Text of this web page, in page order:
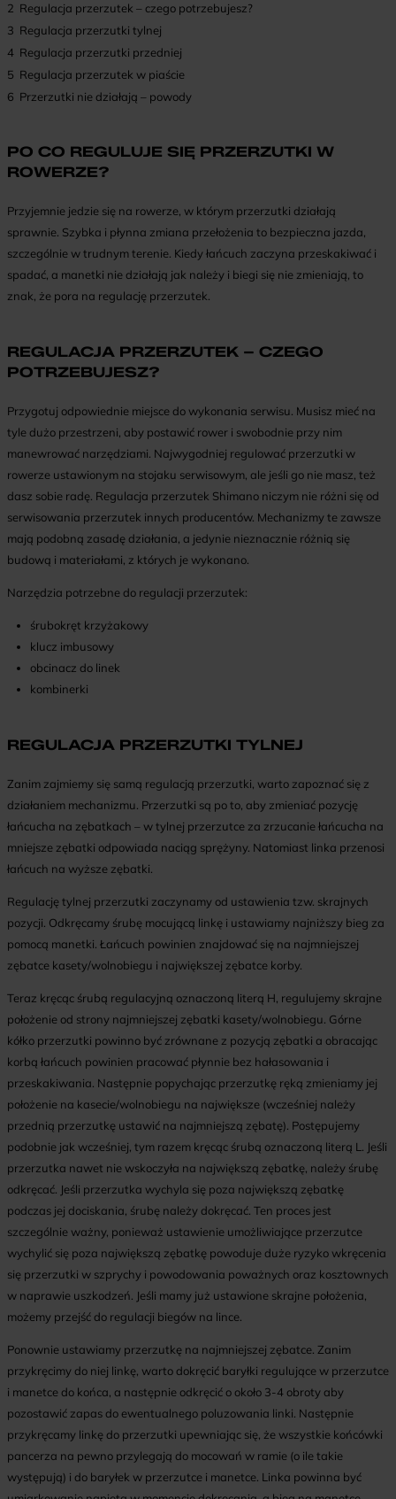
2 Regulacja przerzutek – czego potrzebujesz?
3 Regulacja przerzutki tylnej
4 Regulacja przerzutki przedniej
5 Regulacja przerzutek w piaście
6 Przerzutki nie działają – powody
PO CO REGULUJE SIĘ PRZERZUTKI W
ROWERZE?
Przyjemnie jedzie się na rowerze, w którym przerzutki działają
sprawnie. Szybka i płynna zmiana przełożenia to bezpieczna jazda,
szczególnie w trudnym terenie. Kiedy łańcuch zaczyna przeskakiwać i
spadać, a manetki nie działają jak należy i biegi się nie zmieniają, to
znak, że pora na regulację przerzutek.
REGULACJA PRZERZUTEK – CZEGO
POTRZEBUJESZ?
Przygotuj odpowiednie miejsce do wykonania serwisu. Musisz mieć na
tyle dużo przestrzeni, aby postawić rower i swobodnie przy nim
manewrować narzędziami. Najwygodniej regulować przerzutki w
rowerze ustawionym na stojaku serwisowym, ale jeśli go nie masz, też
dasz sobie radę. Regulacja przerzutek Shimano niczym nie różni się od
serwisowania przerzutek innych producentów. Mechanizmy te zawsze
mają podobną zasadę działania, a jedynie nieznacznie różnią się
budową i materiałami, z których je wykonano.
Narzędzia potrzebne do regulacji przerzutek:
śrubokręt krzyżakowy
klucz imbusowy
obcinacz do linek
kombinerki
REGULACJA PRZERZUTKI TYLNEJ
Zanim zajmiemy się samą regulacją przerzutki, warto zapoznać się z
działaniem mechanizmu. Przerzutki są po to, aby zmieniać pozycję
łańcucha na zębatkach – w tylnej przerzutce za zrzucanie łańcucha na
mniejsze zębatki odpowiada naciąg sprężyny. Natomiast linka przenosi
łańcuch na wyższe zębatki.
Regulację tylnej przerzutki zaczynamy od ustawienia tzw. skrajnych
pozycji. Odkręcamy śrubę mocującą linkę i ustawiamy najniższy bieg za
pomocą manetki. Łańcuch powinien znajdować się na najmniejszej
zębatce kasety/wolnobiegu i największej zębatce korby.
Teraz kręcąc śrubą regulacyjną oznaczoną literą H, regulujemy skrajne
położenie od strony najmniejszej zębatki kasety/wolnobiegu. Górne
kółko przerzutki powinno być zrównane z pozycją zębatki a obracając
korbą łańcuch powinien pracować płynnie bez hałasowania i
przeskakiwania. Następnie popychając przerzutkę ręką zmieniamy jej
położenie na kasecie/wolnobiegu na największe (wcześniej należy
przednią przerzutkę ustawić na najmniejszą zębatę). Postępujemy
podobnie jak wcześniej, tym razem kręcąc śrubą oznaczoną literą L. Jeśli
przerzutka nawet nie wskoczyła na największą zębatkę, należy śrubę
odkręcać. Jeśli przerzutka wychyla się poza największą zębatkę
podczas jej dociskania, śrubę należy dokręcać. Ten proces jest
szczególnie ważny, ponieważ ustawienie umożliwiające przerzutce
wychylić się poza największą zębatkę powoduje duże ryzyko wkręcenia
się przerzutki w szprychy i powodowania poważnych oraz kosztownych
w naprawie uszkodzeń. Jeśli mamy już ustawione skrajne położenia,
możemy przejść do regulacji biegów na lince.
Ponownie ustawiamy przerzutkę na najmniejszej zębatce. Zanim
przykręcimy do niej linkę, warto dokręcić baryłki regulujące w przerzutce
i manetce do końca, a następnie odkręcić o około 3-4 obroty aby
pozostawić zapas do ewentualnego poluzowania linki. Następnie
przykręcamy linkę do przerzutki upewniając się, że wszystkie końcówki
pancerza na pewno przylegają do mocowań w ramie (o ile takie
występują) i do baryłek w przerzutce i manetce. Linka powinna być